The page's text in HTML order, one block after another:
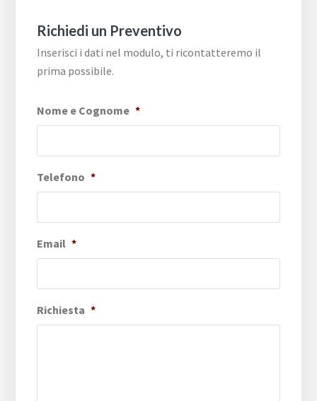
Richiedi un Preventivo
Inserisci i dati nel modulo, ti ricontatteremo il
prima possibile.
Nome e Cognome *
Telefono *
Email *
Richiesta *